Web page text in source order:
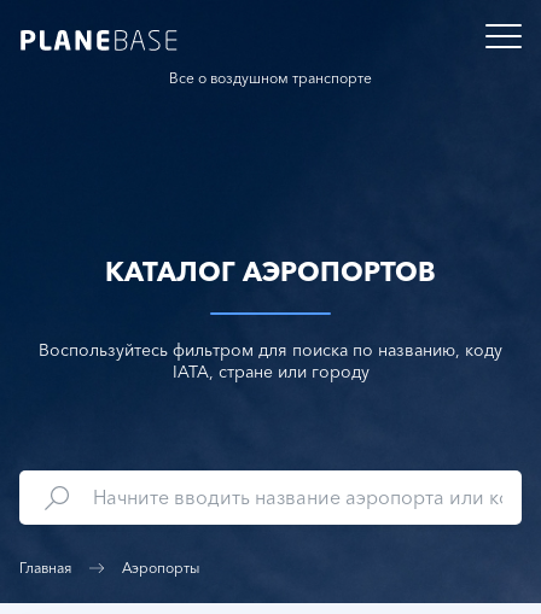
Все о воздушном транспорте
КАТАЛОГ АЭРОПОРТОВ
Воспользуйтесь фильтром для поиска по названию, коду
IATA, стране или городу
Главная Аэропорты